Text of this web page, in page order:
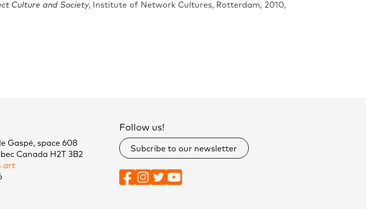
Culture and Society, Institute of Network Cultures, Rotterdam, 2010,
Gaspé, space 608
Canada H2T 3B2
Follow us!
Subcribe to our newsletter